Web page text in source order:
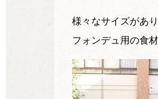
様々なサイズがあ
フォンデュ用の食